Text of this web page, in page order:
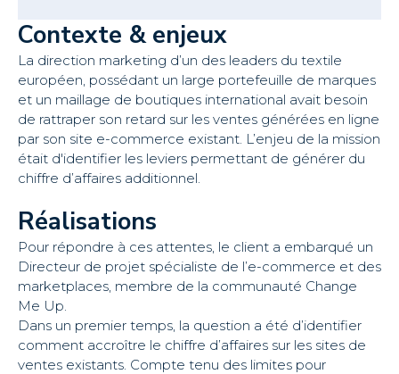
Contexte & enjeux
La direction marketing d’un des leaders du textile
européen, possédant un large portefeuille de marques
et un maillage de boutiques international avait besoin
de rattraper son retard sur les ventes générées en ligne
par son site e-commerce existant. L’enjeu de la mission
était d'identifier les leviers permettant de générer du
chiffre d’affaires additionnel.
Réalisations
Pour répondre à ces attentes, le client a embarqué un
Directeur de projet spécialiste de l’e-commerce et des
marketplaces, membre de la communauté Change
Me Up.
Dans un premier temps, la question a été d’identifier
comment accroître le chiffre d’affaires sur les sites de
ventes existants. Compte tenu des limites pour